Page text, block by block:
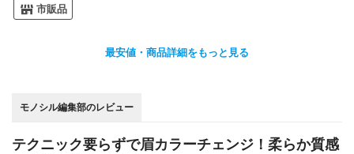
市販品
最安値・商品詳細をもっと見る
モノシル編集部のレビュー
テクニック要らずで眉カラーチェンジ！柔らか質感